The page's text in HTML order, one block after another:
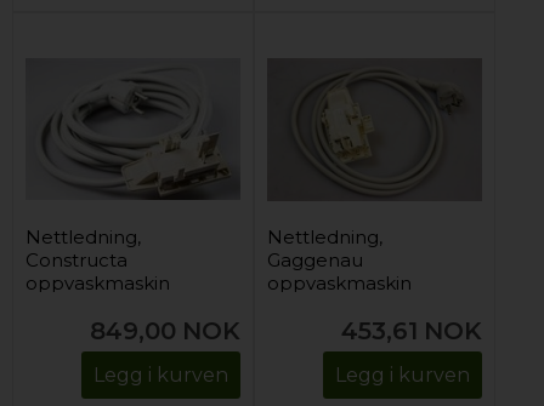
Nettledning,
Constructa
oppvaskmaskin
849,00 NOK
Legg i kurven
Nettledning,
Gaggenau
oppvaskmaskin
453,61 NOK
Legg i kurven